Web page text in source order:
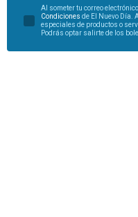
Al someter tu correo
Condiciones de El Nuevo Día.
especiales de productos o
Podrás optar salirte de los